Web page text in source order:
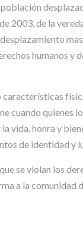
2003, de la
humanos y
cuando
vida, honra y
de identidad
se violan los
a la comunidad